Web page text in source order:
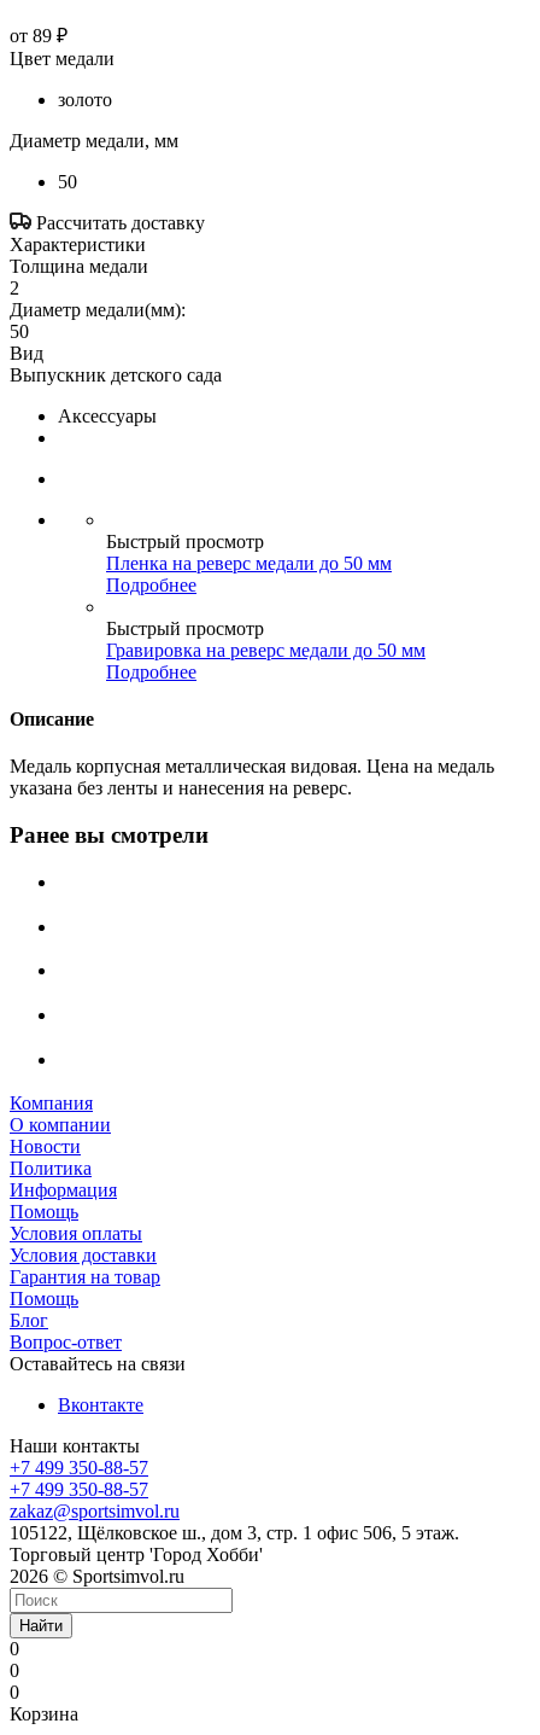
от 89 ₽
Цвет медали
золото
Диаметр медали, мм
50
Рассчитать доставку
Характеристики
Толщина медали
2
Диаметр медали(мм):
50
Вид
Выпускник детского сада
Аксессуары
Быстрый просмотр
Пленка на реверс медали до 50 мм
Подробнее
Быстрый просмотр
Гравировка на реверс медали до 50 мм
Подробнее
Описание
Медаль корпусная металлическая видовая. Цена на медаль
указана без ленты и нанесения на реверс.
Ранее вы смотрели
Компания
О компании
Новости
Политика
Информация
Помощь
Условия оплаты
Условия доставки
Гарантия на товар
Помощь
Блог
Вопрос-ответ
Оставайтесь на связи
Вконтакте
Наши контакты
+7 499 350-88-57
+7 499 350-88-57
zakaz@sportsimvol.ru
105122, Щёлковское ш., дом 3, стр. 1 офис 506, 5 этаж.
Торговый центр 'Город Хобби'
2026 © Sportsimvol.ru
Найти
0
0
0
Корзина